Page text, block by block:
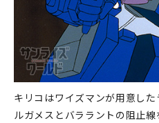
キリコはワイズマンが用意し
ルガメスとバララントの阻止